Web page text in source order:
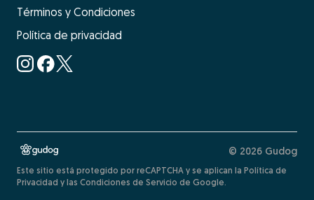
Términos y Condiciones
Política de privacidad
© 2026 Gudog
Este sitio está protegido por reCAPTCHA y se aplican la Política de
Privacidad y las Condiciones de Servicio de Google.